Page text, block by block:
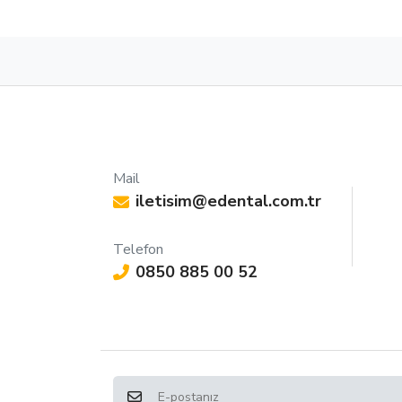
Mail
iletisim@edental.com.tr
Telefon
0850 885 00 52